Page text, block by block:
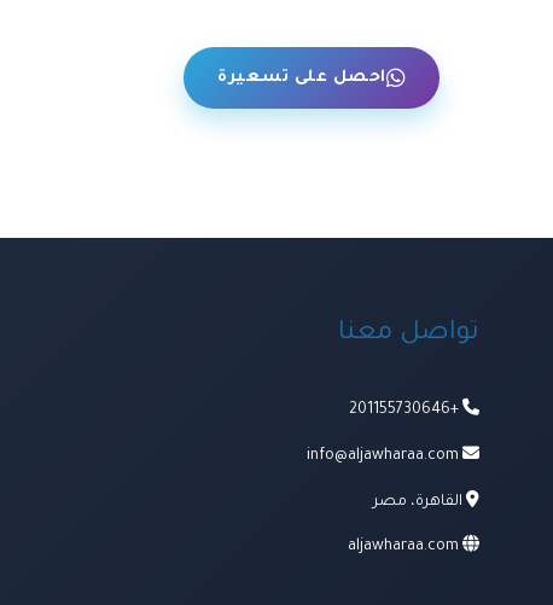
احصل على تسعيرة
تواصل معنا
+201155730646
info@aljawharaa.com
القاهرة، مصر
aljawharaa.com